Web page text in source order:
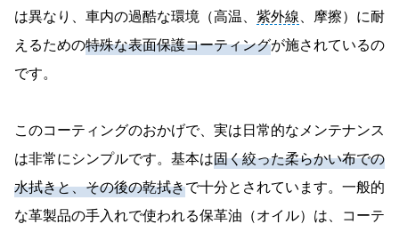
は異なり、車内の過酷な環境（高温、 紫外線 、摩擦）に耐
えるための特殊な表面保護コーティングが施されているの
です。
このコーティングのおかげで、実は日常的なメンテナンス
は非常にシンプルです。基本は固く絞った柔らかい布での
水拭きと、その後の乾拭きで十分とされています。一般的
な革製品の手入れで使われる保革油（オイル）は、コーテ